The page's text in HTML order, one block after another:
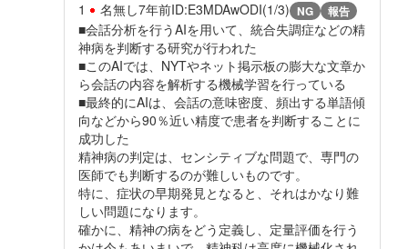
1 名無し7年前ID:E3MDAwODI(1/3) NG 報告
■会話分析を行うAIを用いて、統合失調症などの精
神病を判断する研究が行われた
■このAIでは、NYTやネット掲示板の膨大な文章か
ら会話の内容を解析する機械学習を行っている
■最終的にAIは、会話の意味密度、頻出する単語傾
向などから90％近い精度で患者を判断することに
成功した
精神病の判定は、センシティブな問題で、専門の
医師でも判断するのが難しいものです。
特に、症状の早期発見となると、それはかなり難
しい問題になります。
確かに、精神の病をどう定義し、定量評価を行う